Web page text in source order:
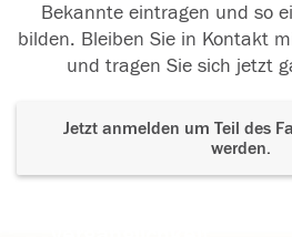
Bekannte eintragen und so
bilden. Bleiben Sie in Kontakt
und tragen Sie sich jetzt
Jetzt anmelden um Teil des
werden.